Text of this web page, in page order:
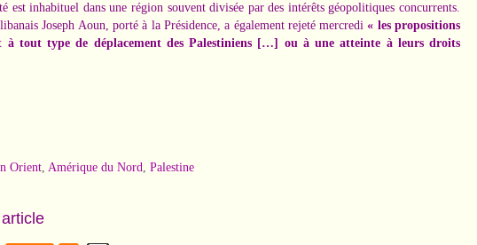
est inhabituel dans une région souvent divisée par des intérêts géopolitiques concurrents.
Joseph Aoun, porté à la Présidence, a également rejeté mercredi« les propositions
à tout type de déplacement des Palestiniens […] ou à une atteinte à leurs droits
Orient, Amérique du Nord, Palestine